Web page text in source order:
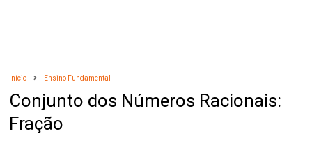
Início Ensino Fundamental
Conjunto dos Números Racionais:
Fração